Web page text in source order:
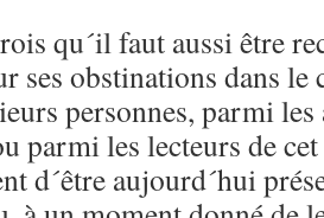
qu´il faut aussi être
ses obstinations dans le
personnes, parmi les
parmi les lecteurs de
d´être aujourd´hui